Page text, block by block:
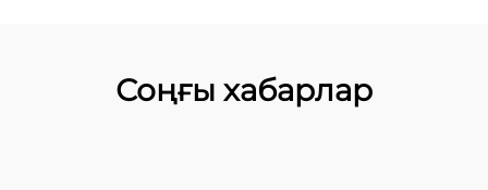
Соңғы хабарлар